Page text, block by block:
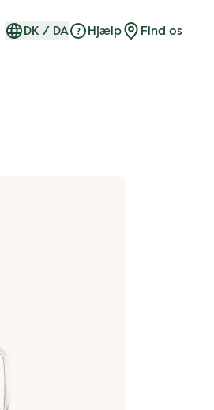
DK / DA Hjælp Find os